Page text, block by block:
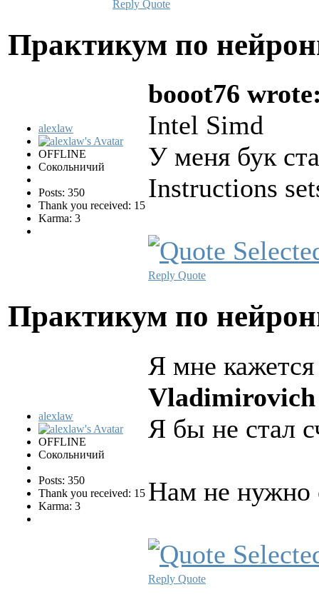
Reply Quote
Практикум по
alexlaw
OFFLINE
Сокольничий
Posts: 350
Thank you received: 15
Karma: 3
booot76
Intel Simd
У меня бук
Instructions
Reply Quote
Практикум по
alexlaw
OFFLINE
Сокольничий
Posts: 350
Thank you received: 15
Karma: 3
Я мне
Я бы не стал
Нам не нужно
Reply Quote